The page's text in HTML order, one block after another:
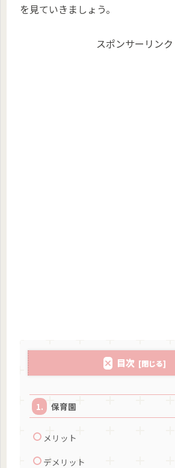
を見ていきましょう。
スポンサーリンク
目次
保育園
メリット
デメリット